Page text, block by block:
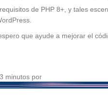
de PHP 8+, y tales
que ayude a mejorar el
minutos por